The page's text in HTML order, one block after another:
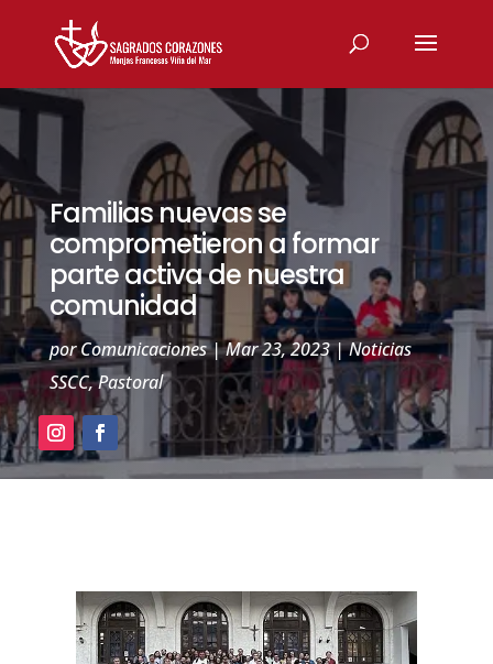
Familias nuevas se
comprometieron a formar
parte activa de nuestra
comunidad
porComunicaciones|Mar 23, 2023|Noticias
SSCC,Pastoral